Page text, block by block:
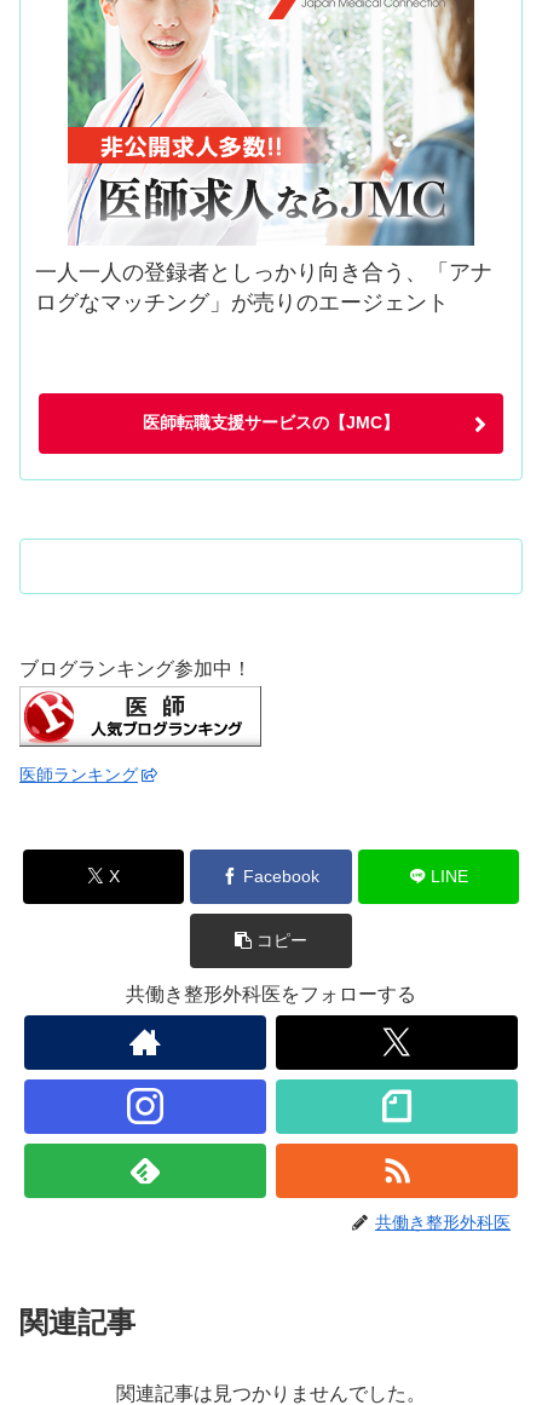
一人一人の登録者としっかり向き合う、「アナ
ログなマッチング」が売りのエージェント
医師転職支援サービスの【JMC】
ブログランキング参加中！
医師ランキング
X Facebook LINE
コピー
共働き整形外科医をフォローする
共働き整形外科医
関連記事
関連記事は見つかりませんでした。